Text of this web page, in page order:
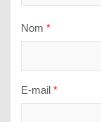
Nom *
E-mail *